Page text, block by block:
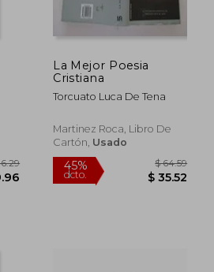
45%
dcto.
La Mejor Poesia
Cristiana
Torcuato Luca De Tena
Martinez Roca, Libro De
Cartón, Usado